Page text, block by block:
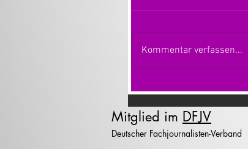
Kommentar verfassen...
Mitglied im DFJV
Deutscher Fachjournalisten-Verband